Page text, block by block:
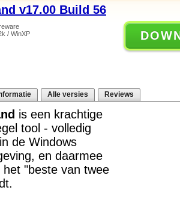
v17.00 Build 56
/ WinXP
Alle versies Reviews
is een krachtige
tool - volledig
de Windows
en daarmee
"beste van twee